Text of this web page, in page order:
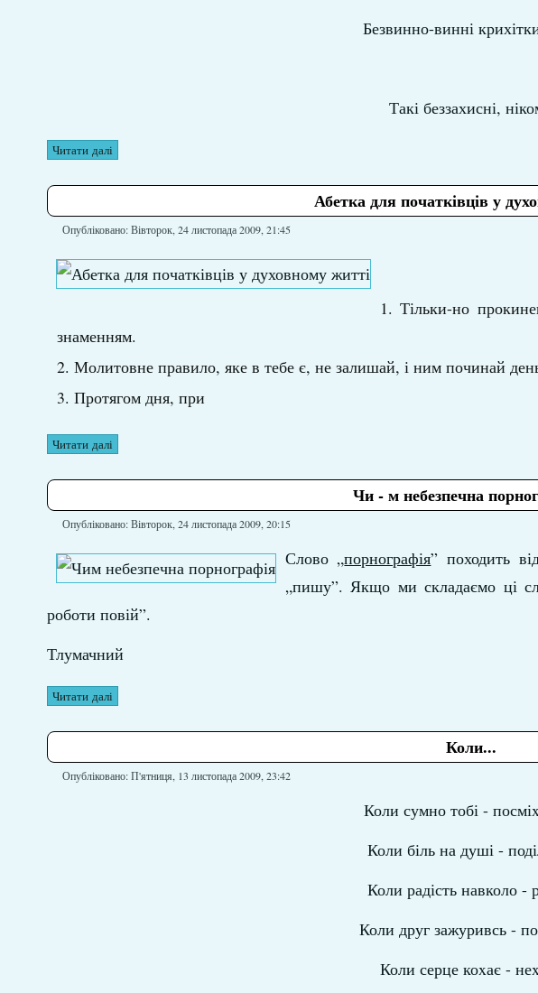
Безвинно-винні
Такі беззахисні,
Читати далі
Абетка для початківців у
Опубліковано: Вівторок, 24 листопада 2009, 21:45
Тільки-но
знаменням.
Молитовне правило, яке в тебе є, не залишай, і ним починай
Протягом дня, при
Читати далі
Чи - м небезпечна
Опубліковано: Вівторок, 24 листопада 2009, 20:15
Слово „порнографія” походить
„пишу”. Якщо ми складаємо ці
роботи повій”.
Тлумачний
Читати далі
Коли...
Опубліковано: П'ятниця, 13 листопада 2009, 23:42
Коли сумно тобі -
Коли біль на душі -
Коли радість навколо -
Коли друг зажуривсь -
Коли серце коxає -